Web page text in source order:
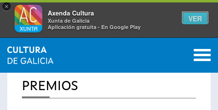
×
Axenda Cultura
Xunta de Galicia
Aplicación gratuíta - En Google Play
VER
Se
encuentra
INICIO 0
PREMIOS